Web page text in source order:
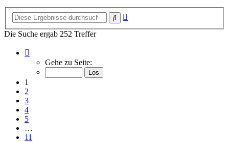
Suche
Die Suche ergab 252 Treffer
von
Gehe zu Seite:
1
2
3
4
5
…
11